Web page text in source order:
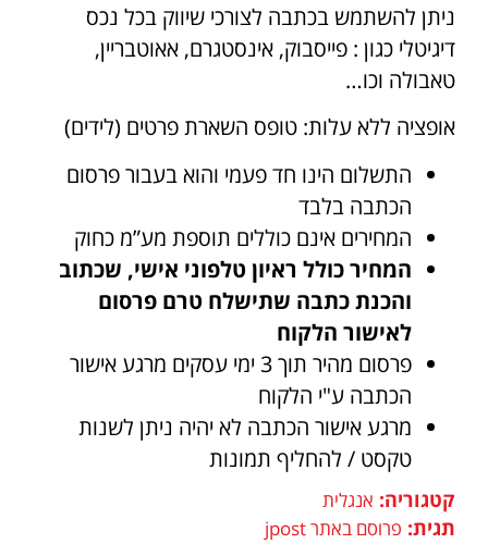
ניתן להשתמש בכתבה לצורכי שיווק בכל נכס
דיגיטלי כגון : פייסבוק, אינסטגרם, אאוטבריין,
טאבולה וכו…
אופציה ללא עלות: טופס השארת פרטים (לידים)
התשלום הינו חד פעמי והוא בעבור פרסום
הכתבה בלבד
המחירים אינם כוללים תוספת מע”מ כחוק
המחיר כולל ראיון טלפוני אישי, שכתוב
והכנת כתבה שתישלח טרם פרסום
לאישור הלקוח
פרסום מהיר תוך 3 ימי עסקים מרגע אישור
הכתבה ע"י הלקוח
מרגע אישור הכתבה לא יהיה ניתן לשנות
טקסט / להחליף תמונות
קטגוריה: אנגלית
תגית: פרוסם באתר jpost